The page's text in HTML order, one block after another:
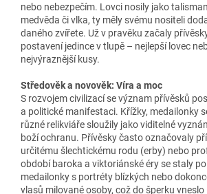
nebo nebezpečím. Lovci nosily jako
medvěda či vlka, ty měly svému nositeli
daného zvířete. Už v pravěku začaly
postavení jedince v tlupě – nejlepší lovec
nejvýraznější kusy.
Středověk a novověk: Víra a moc
S rozvojem civilizací se význam přívěsků
a politické manifestaci. Křížky, medailonky
různé relikviáře sloužily jako viditelné
boží ochranu. Přívěsky často označovaly
určitému šlechtickému rodu (erby) nebo
období baroka a viktoriánské éry se staly
medailonky s portréty blízkých nebo
vlasů milované osoby, což do šperku